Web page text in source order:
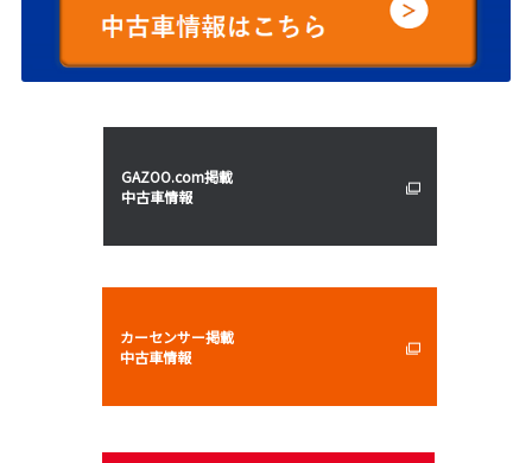
カーセンサー掲載
中古車情報
GAZOO.com掲載
中古車情報